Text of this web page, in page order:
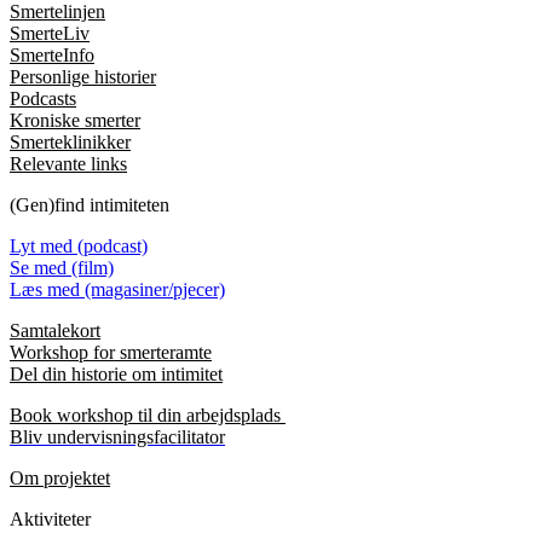
Smertelinjen
SmerteLiv
SmerteInfo
Personlige historier
Podcasts
Kroniske smerter
Smerteklinikker
Relevante links
(Gen)find intimiteten
Lyt med (podcast)
Se med (film)
Læs med (magasiner/pjecer)
Samtalekort
Workshop for smerteramte
Del din historie om intimitet
Book workshop til din arbejdsplads
Bliv undervisningsfacilitator
Om projektet
Aktiviteter